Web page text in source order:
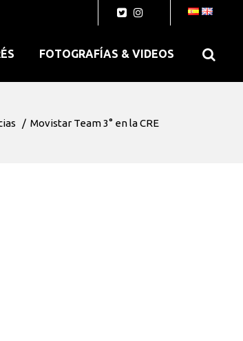
FOTOGRAFÍAS & VIDEOS
/ Movistar Team 3° en la CRE